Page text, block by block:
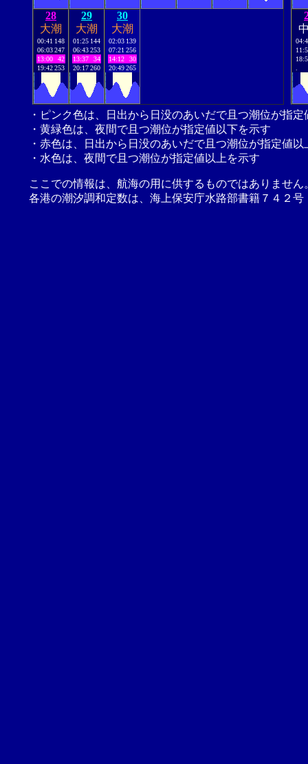
28
大潮
00:41 148
06:03247
13:00
42
19:42253
29
大潮
01:25 144
06:43253
13:37
34
20:17260
30
大潮
02:03 139
07:21 256
14:12
30
20:49265
・ピンク色は、日出から日没のあいだで且つ潮位が指
・黄緑色は、夜間で且つ潮位が指定値以下を示す
・赤色は、日出から日没のあいだで且つ潮位が指定値以
・水色は、夜間で且つ潮位が指定値以上を示す
ここでの情報は、航海の用に供するものではありませ
各港の潮汐調和定数は、海上保安庁水路部書籍７４２